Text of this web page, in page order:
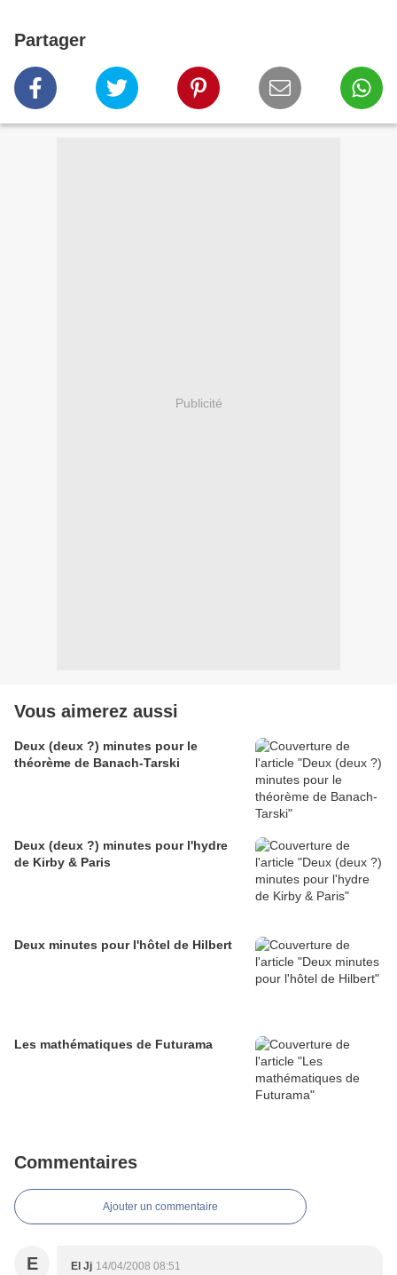
Partager
Publicité
Vous aimerez aussi
Deux (deux ?) minutes pour le
théorème de Banach-Tarski
Deux (deux ?) minutes pour l'hydre
de Kirby & Paris
Deux minutes pour l'hôtel de Hilbert
Les mathématiques de Futurama
Commentaires
Ajouter un commentaire
E El Jj 14/04/2008 08:51